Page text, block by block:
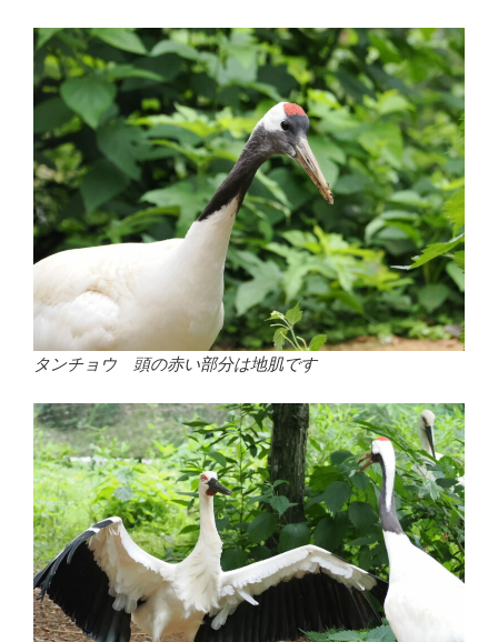
タンチョウ 頭の赤い部分は地肌です